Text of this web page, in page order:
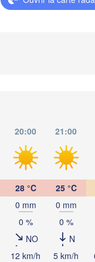
20:00 21:00
28 °C
0 mm
0 %
NO
12 km/h
25 °C
0 mm
0 %
N
5 km/h
Tiranë
Podgorica
ALBANIE